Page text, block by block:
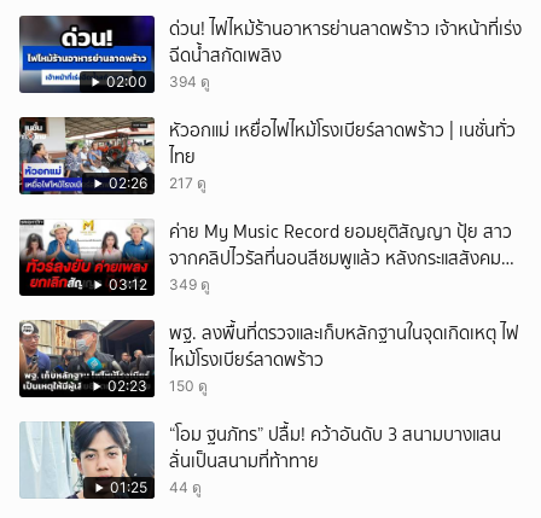
02:00
ด่วน! ไฟไหม้ร้านอาหารย่านลาดพร้าว เจ้าหน้าที่เร่ง
ฉีดน้ำสกัดเพลิง
394 ดู
02:26
หัวอกแม่ เหยื่อไฟไหม้โรงเบียร์ลาดพร้าว | เนชั่นทั่ว
ไทย
217 ดู
03:12
ค่าย My Music Record ยอมยุติสัญญา ปุ้ย สาว
จากคลิปไวรัลที่นอนสีชมพูแล้ว หลังกระแสสังคม
และคนในวงการวิจารณ์เรื่องความเหมาะสม
349 ดู
02:23
พฐ. ลงพื้นที่ตรวจและเก็บหลักฐานในจุดเกิดเหตุ ไฟ
ไหม้โรงเบียร์ลาดพร้าว
150 ดู
01:25
“โอม ฐนภัทร” ปลื้ม! คว้าอันดับ 3 สนามบางแสน
ลั่นเป็นสนามที่ท้าทาย
44 ดู